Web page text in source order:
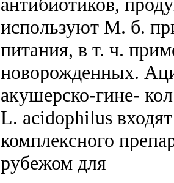
используют М. б.
питания, в т. ч.
новорожденных.
акушерско-гине-
L. acidophilus
комплексного
рубежом для